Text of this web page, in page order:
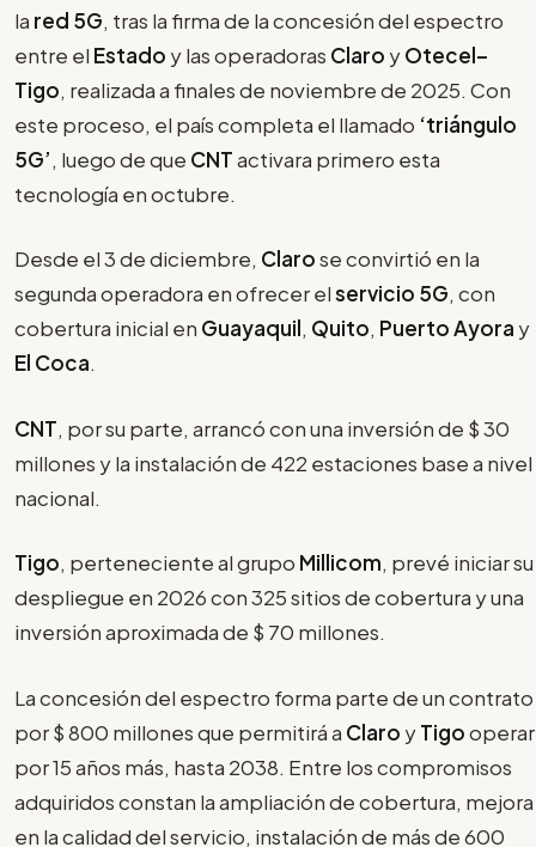
la red 5G, tras la firma de la concesión del espectro
entre el Estado y las operadoras Claro yOtecel–
Tigo, realizada a finales de noviembre de 2025. Con
este proceso, el país completa el llamado ‘triángulo
5G’, luego de que CNTactivara primero esta
tecnología en octubre.
Desde el 3 de diciembre, Clarose convirtió en la
segunda operadora en ofrecer elservicio 5G, con
cobertura inicial en Guayaquil, Quito, Puerto Ayora y
El Coca.
CNT, por su parte, arrancó con una inversión de $ 30
millones y la instalación de 422 estaciones base a nivel
nacional.
Tigo, perteneciente al grupo Millicom, prevé iniciar su
despliegue en 2026 con 325 sitios de cobertura y una
inversión aproximada de $ 70 millones.
La concesión del espectro forma parte de un contrato
por $ 800 millones que permitirá a Claro yTigooperar
por 15 años más, hasta 2038. Entre los compromisos
adquiridos constan la ampliación de cobertura, mejora
en la calidad del servicio, instalación de más de 600